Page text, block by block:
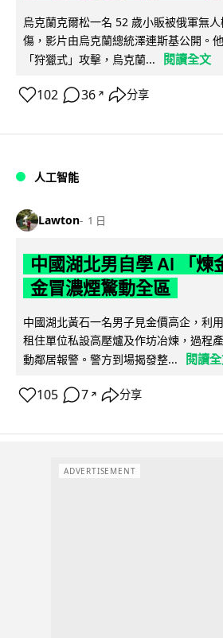
烏克蘭克爾松一名 52 歲小販被俄軍無
傷，影片由烏克蘭總統澤連斯基公開。
「狩獵式」攻擊，烏克蘭...
閱讀全文
102 36 ↗ 分享
人工智能
Lawton 1 日
中國湖北男自學 AI 「煉
金冒濃煙驚動全區
中國湖北黃石一名男子見金價高企，利
租住單位私設高壓爐及作坊冶煉，過程
動鄰居報警。警方到場揭發整...
閱讀
105 7 ↗ 分享
ADVERTISEMENT